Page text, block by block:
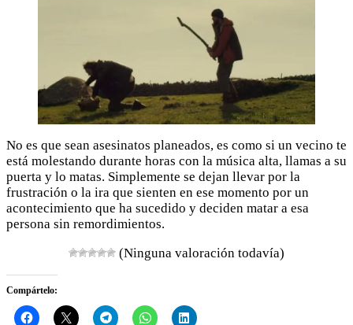
No es que sean asesinatos planeados, es como si un vecino te
está molestando durante horas con la música alta, llamas a su
puerta y lo matas. Simplemente se dejan llevar por la
frustración o la ira que sienten en ese momento por un
acontecimiento que ha sucedido y deciden matar a esa
persona sin remordimientos.
(Ninguna valoración todavía)
Compártelo: